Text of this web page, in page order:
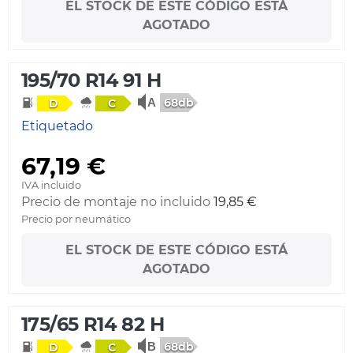
EL STOCK DE ESTE CÓDIGO ESTÁ
AGOTADO
195/70 R14 91 H
D C 68db
Etiquetado
67,19 €
IVA incluido
Precio de montaje no incluido 19,85 €
Precio por neumático
EL STOCK DE ESTE CÓDIGO ESTÁ
AGOTADO
175/65 R14 82 H
D C 68db